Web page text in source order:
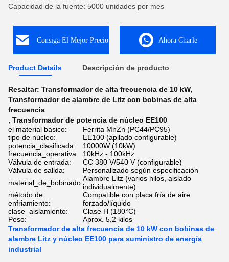
Capacidad de la fuente: 5000 unidades por mes
Consiga El Mejor Precio Ahora Charle
Product Details Descripción de producto
Resaltar: Transformador de alta frecuencia de 10 kW,
Transformador de alambre de Litz con bobinas de alta
frecuencia
, Transformador de potencia de núcleo EE100
el material básico:
Ferrita MnZn (PC44/PC95)
tipo de núcleo:
EE100 (apilado configurable)
potencia_clasificada:
10000W (10kW)
frecuencia_operativa:
10kHz - 100kHz
Válvula de entrada:
CC 380 V/540 V (configurable)
Válvula de salida:
Personalizado según especificación
material_de_bobinado:Alambre Litz (varios hilos, aislado
individualmente)
método de
enfriamiento:
Compatible con placa fría de aire
forzado/líquido
clase_aislamiento:
Clase H (180°C)
Peso:
Aprox. 5,2 kilos
Transformador de alta frecuencia de 10 kW con bobinas de
alambre Litz y núcleo EE100 para suministro de energía
industrial